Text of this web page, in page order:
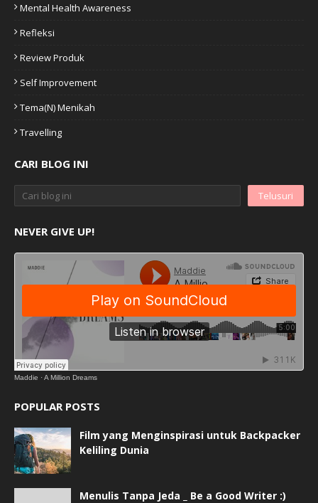
Mental Health Awareness
Refleksi
Review Produk
Self Improvement
Tema(n) Menikah
Travelling
CARI BLOG INI
NEVER GIVE UP!
Maddie ·A Million Dreams
POPULAR POSTS
Film yang Menginspirasi untuk Backpacker
Keliling Dunia
Menulis Tanpa Jeda _ Be a Good Writer :)